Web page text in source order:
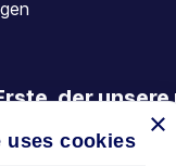
der
und
×
uses cookies